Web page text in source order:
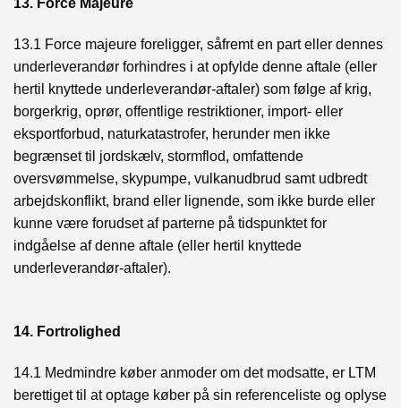
13. Force Majeure
13.1 Force majeure foreligger, såfremt en part eller dennes
underleverandør forhindres i at opfylde denne aftale (eller
hertil knyttede underleverandør-aftaler) som følge af krig,
borgerkrig, oprør, offentlige restriktioner, import- eller
eksportforbud, naturkatastrofer, herunder men ikke
begrænset til jordskælv, stormflod, omfattende
oversvømmelse, skypumpe, vulkanudbrud samt udbredt
arbejdskonflikt, brand eller lignende, som ikke burde eller
kunne være forudset af parterne på tidspunktet for
indgåelse af denne aftale (eller hertil knyttede
underleverandør-aftaler).
14. Fortrolighed
14.1 Medmindre køber anmoder om det modsatte, er LTM
berettiget til at optage køber på sin referenceliste og oplyse